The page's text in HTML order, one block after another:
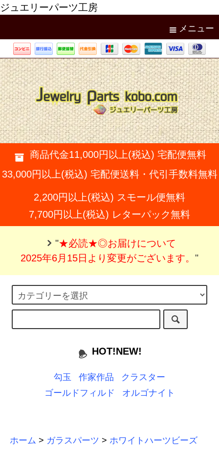
ジュエリーパーツ工房
メニュー
商品代金11,000円以上(税込) 宅配便無料
33,000円以上(税込) 宅配便送料・代引手数料無料
2,200円以上(税込) スモール便無料
7,700円以上(税込) レターパック無料
"★必読★◎お届けについて
2025年6月15日より変更がございます。 "
HOT!NEW!
勾玉 作家作品
クラスター
ゴールドフィルド
オルゴナイト
ホーム > ガラスパーツ > ホワイトハーツビーズ